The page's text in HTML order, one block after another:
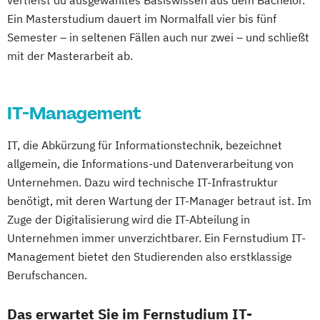
Digital Innovation and Intrapreneurship
(DE/EN)
Digital Product Management
Digitale Betriebswirtschaftslehre
E-Beratung in der Pädagogik
E-Commerce Elektrotechnik
Engineering Management (DE/EN)
Entrepreneurship (DE/EN)
Ergotherapie
Ernährungswissenschaften
Erwachsenenbildung
Eventmanagement Facility Management
Kommunalmanagement
Management Sozialer Innovationen
Management Sozialer Unternehmen
Mechatronik/Wirtschaft
Operations Management
Produktdesign und Technische
Kommunikation
Prozessmanagement und Business
Intelligence
Smart Production und Management
Software Engineering Soziale Arbeit
Supply Chain Management
Handelsmanagement
Human Resources Management
Industrial Engineer
Light Engineering & Design
Management in Information and Business
Technologies
Management und IT
Marketing und Verkauf
Personalmanagement
Führung und Organisation
Professional Master of Mediation
Videojournalismus
Ein Masterstudium dauert im Normalfall vier bis fünf
Semester – in seltenen Fällen auch nur zwei – und schließt
mit der Masterarbeit ab.
IT-Management
IT, die Abkürzung für Informationstechnik, bezeichnet
allgemein, die Informations-und Datenverarbeitung von
Unternehmen. Dazu wird technische IT-Infrastruktur
benötigt, mit deren Wartung der IT-Manager betraut ist. Im
Zuge der Digitalisierung wird die IT-Abteilung in
Unternehmen immer unverzichtbarer. Ein Fernstudium IT-
Management bietet den Studierenden also erstklassige
Berufschancen.
Das erwartet Sie im Fernstudium IT-